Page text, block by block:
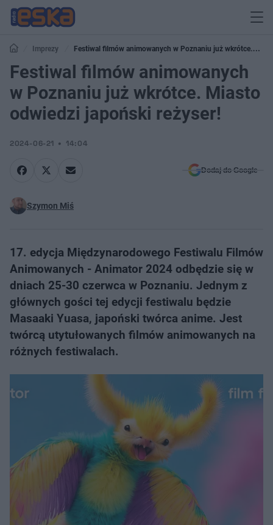
Imprezy
Festiwal filmów animowanych w Poznaniu już wkrótce.
Miasto odwiedzi japoński reżyser!
Festiwal filmów animowanych
w Poznaniu już wkrótce. Miasto
odwiedzi japoński reżyser!
2024-06-21 14:04
Dodaj do Google
Szymon Miś
17. edycja Międzynarodowego Festiwalu Filmów
Animowanych - Animator 2024 odbędzie się w
dniach 25-30 czerwca w Poznaniu. Jednym z
głównych gości tej edycji festiwalu będzie
Masaaki Yuasa, japoński twórca anime. Jest
twórcą utytułowanych filmów animowanych na
różnych festiwalach.